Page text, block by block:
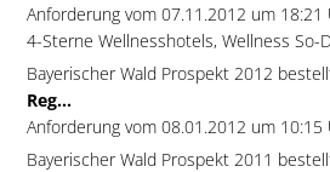
Anforderung vom 07.11.2012 um
4-Sterne Wellnesshotels, Wellness So-
Bayerischer Wald Prospekt 2012
Reg...
Anforderung vom 08.01.2012 um
Bayerischer Wald Prospekt 2011